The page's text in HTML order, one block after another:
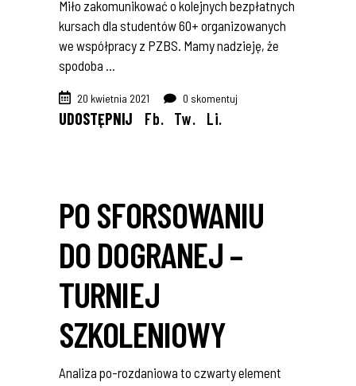
Miło zakomunikować o kolejnych bezpłatnych
kursach dla studentów 60+ organizowanych
we współpracy z PZBS. Mamy nadzieję, że
spodoba
20 kwietnia 2021 0 skomentuj
UDOSTĘPNIJ Fb. Tw. Li.
PO SFORSOWANIU
DO DOGRANEJ –
TURNIEJ
SZKOLENIOWY
Analiza po-rozdaniowa to czwarty element